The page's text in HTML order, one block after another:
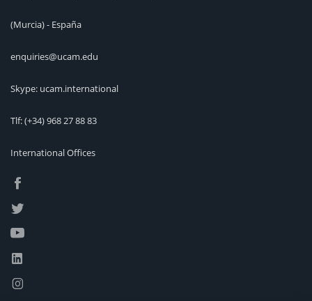
(Murcia) - España
enquiries@ucam.edu
Skype: ucam.international
Tlf:(+34) 968 27 88 83
International Offices